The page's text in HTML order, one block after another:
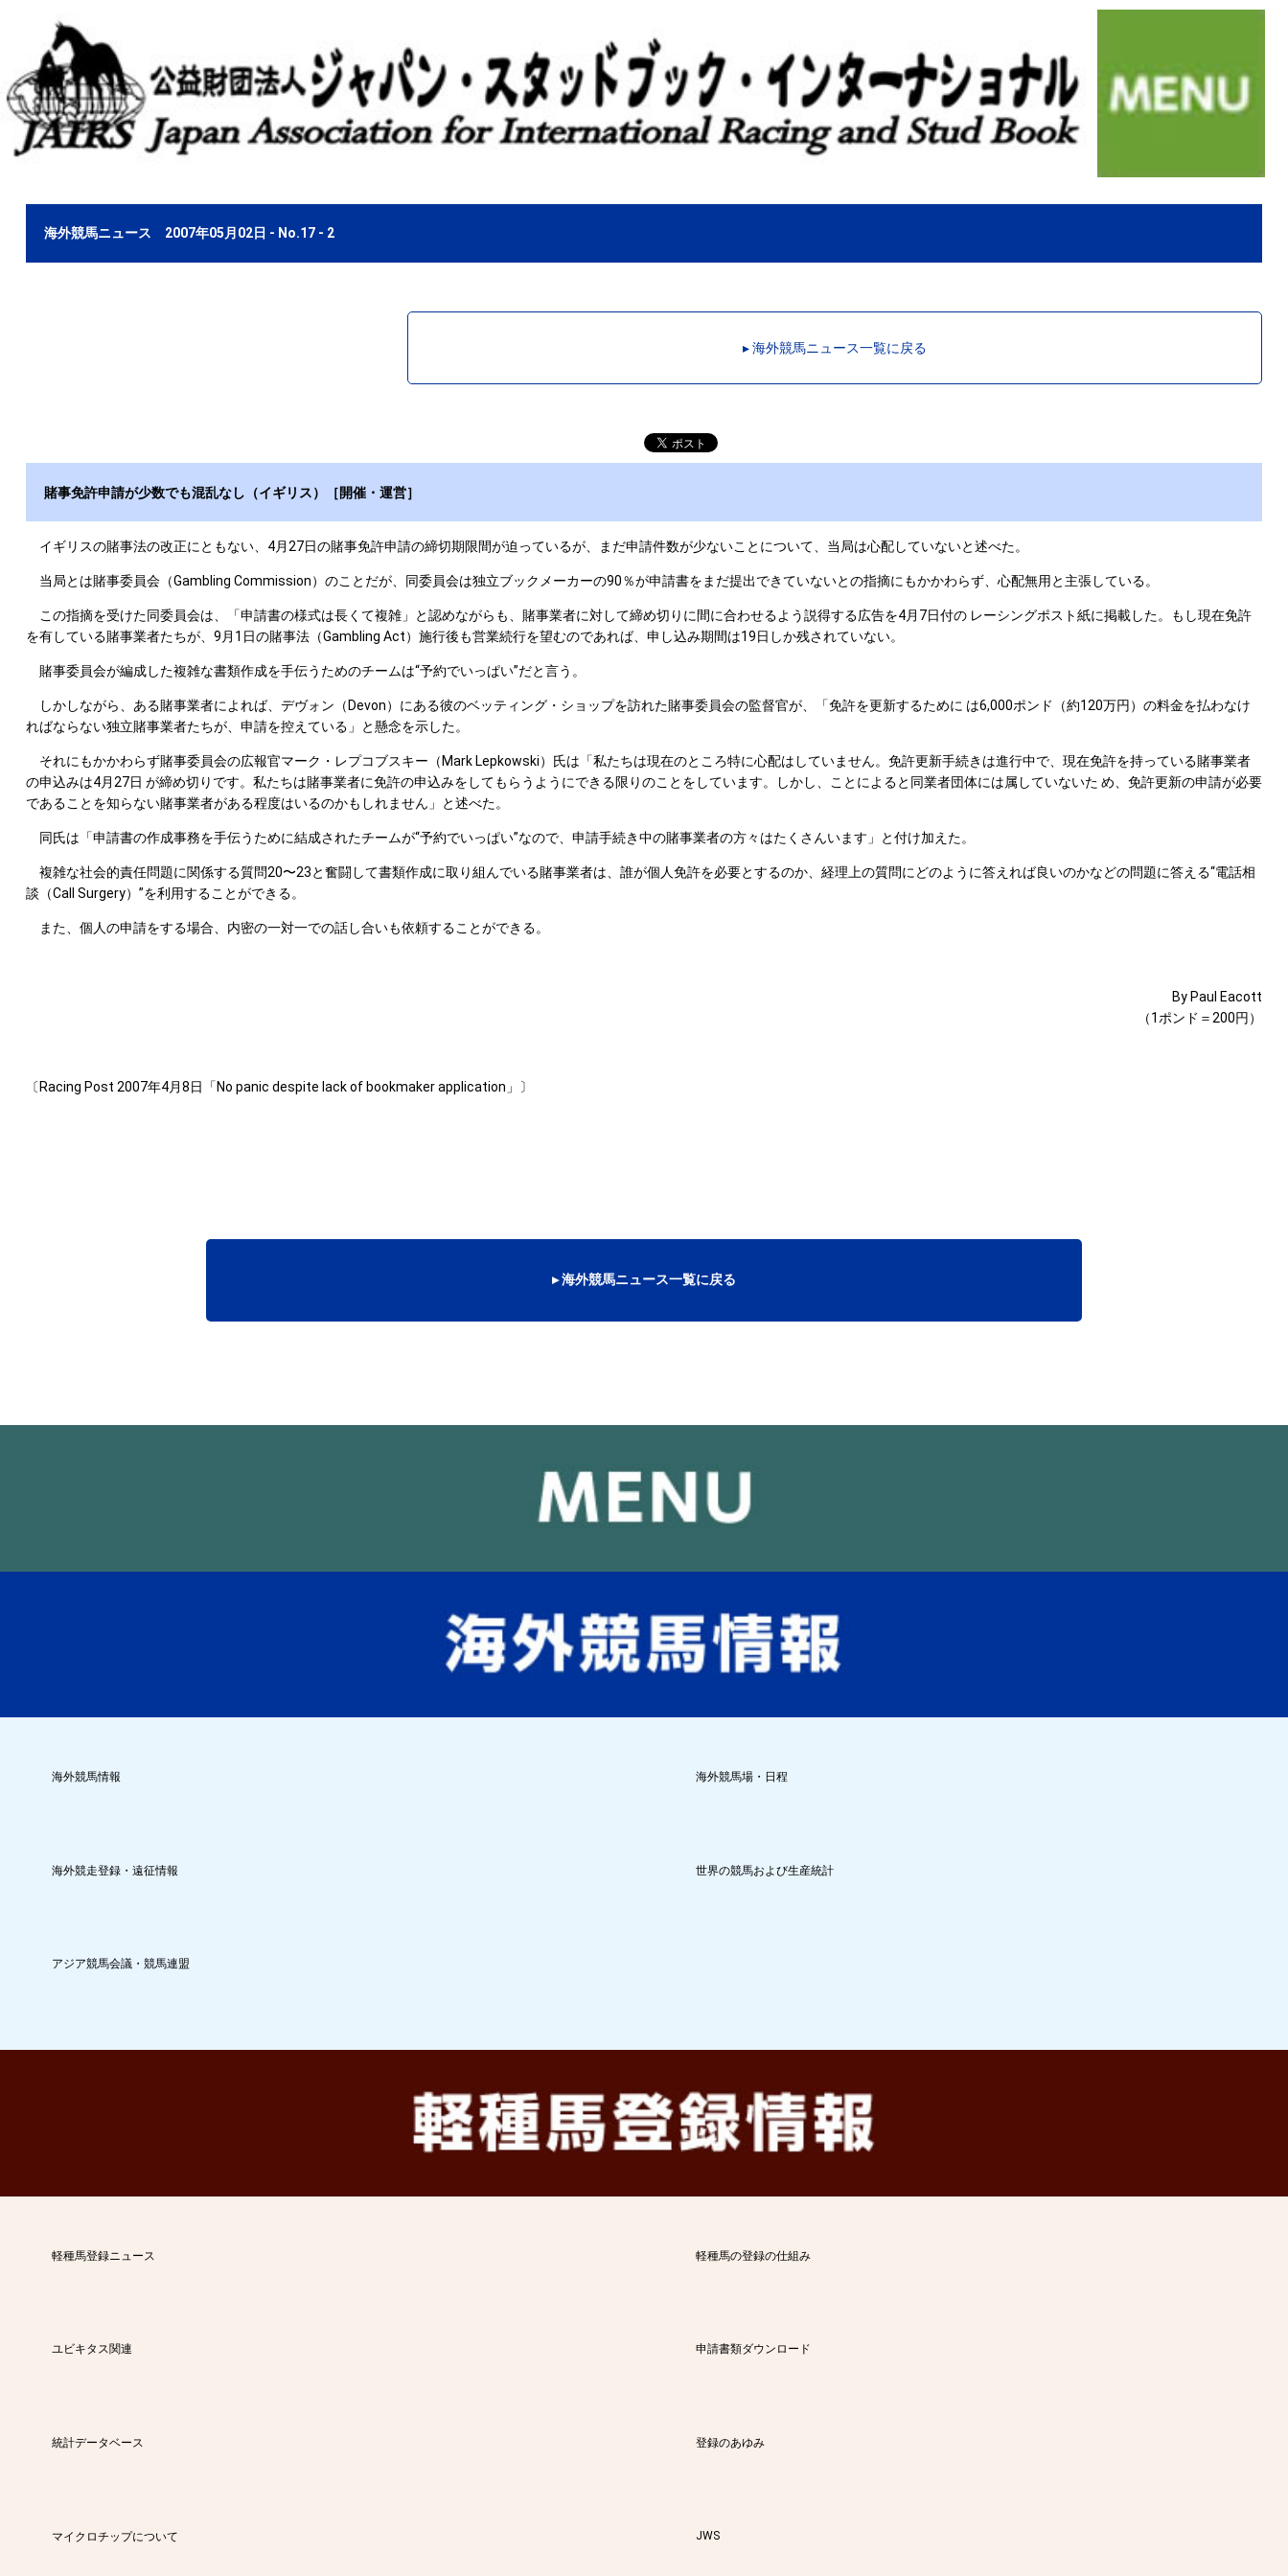
海外競馬ニュース 2007年05月02日 - No.17 - 2
▸ 海外競馬ニュース一覧に戻る
賭事免許申請が少数でも混乱なし（イギリス）［開催・運営］
イギリスの賭事法の改正にともない、4月27日の賭事免許申請の締切期限間が迫っているが、まだ申請件数が少ないことについて、当局は心配していないと述べた。
当局とは賭事委員会（Gambling Commission）のことだが、同委員会は独立ブックメーカーの90％が申請書をまだ提出できていないとの指摘にもかかわらず、心配無用と主張している。
この指摘を受けた同委員会は、「申請書の様式は長くて複雑」と認めながらも、賭事業者に対して締め切りに間に合わせるよう説得する広告を4月7日付の レーシングポスト紙に掲載した。もし現在免許
を有している賭事業者たちが、9月1日の賭事法（Gambling Act）施行後も営業続行を望むのであれば、申し込み期間は19日しか残されていない。
賭事委員会が編成した複雑な書類作成を手伝うためのチームは“予約でいっぱい”だと言う。
しかしながら、ある賭事業者によれば、デヴォン（Devon）にある彼のベッティング・ショップを訪れた賭事委員会の監督官が、「免許を更新するために は6,000ポンド（約120万円）の料金を払わなけ
ればならない独立賭事業者たちが、申請を控えている」と懸念を示した。
それにもかかわらず賭事委員会の広報官マーク・レプコブスキー（Mark Lepkowski）氏は「私たちは現在のところ特に心配はしていません。免許更新手続きは進行中で、現在免許を持っている賭事業者
の申込みは4月27日 が締め切りです。私たちは賭事業者に免許の申込みをしてもらうようにできる限りのことをしています。しかし、ことによると同業者団体には属していないた め、免許更新の申請が必要
であることを知らない賭事業者がある程度はいるのかもしれません」と述べた。
同氏は「申請書の作成事務を手伝うために結成されたチームが“予約でいっぱい”なので、申請手続き中の賭事業者の方々はたくさんいます」と付け加えた。
複雑な社会的責任問題に関係する質問20〜23と奮闘して書類作成に取り組んでいる賭事業者は、誰が個人免許を必要とするのか、経理上の質問にどのように答えれば良いのかなどの問題に答える“電話相
談（Call Surgery）”を利用することができる。
また、個人の申請をする場合、内密の一対一での話し合いも依頼することができる。
By Paul Eacott
（1ポンド＝200円）
〔Racing Post 2007年4月8日「No panic despite lack of bookmaker application」〕
▸ 海外競馬ニュース一覧に戻る
海外競馬情報 海外競馬場・日程
海外競走登録・遠征情報 世界の競馬および生産統計
アジア競馬会議・競馬連盟
軽種馬登録ニュース 軽種馬の登録の仕組み
ユビキタス関連 申請書類ダウンロード
統計データベース 登録のあゆみ
マイクロチップについて JWS